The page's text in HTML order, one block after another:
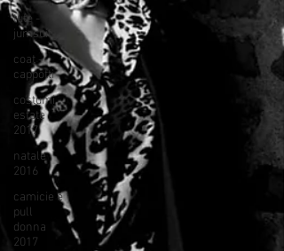
tute -
jumsuit
coat -
cappotti
costumi
estate
2017
natale
2016
camicie e
pull
donna
2017